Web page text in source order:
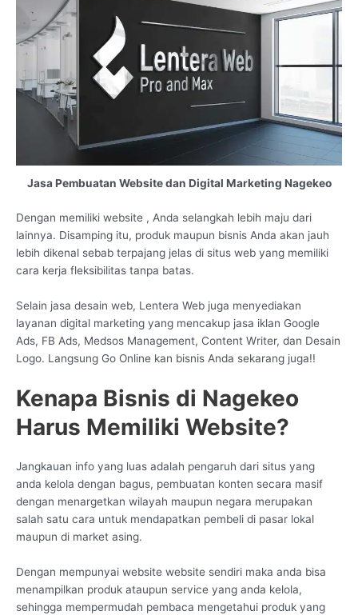
Jasa Pembuatan Website dan Digital Marketing Nagekeo
Dengan memiliki website , Anda selangkah lebih maju dari
lainnya. Disamping itu, produk maupun bisnis Anda akan jauh
lebih dikenal sebab terpajang jelas di situs web yang memiliki
cara kerja fleksibilitas tanpa batas.
Selain jasa desain web, Lentera Web juga menyediakan
layanan digital marketing yang mencakup jasa iklan Google
Ads, FB Ads, Medsos Management, Content Writer, dan Desain
Logo. Langsung Go Online kan bisnis Anda sekarang juga!!
Kenapa Bisnis di Nagekeo
Harus Memiliki Website?
Jangkauan info yang luas adalah pengaruh dari situs yang
anda kelola dengan bagus, pembuatan konten secara masif
dengan menargetkan wilayah maupun negara merupakan
salah satu cara untuk mendapatkan pembeli di pasar lokal
maupun di market asing.
Dengan mempunyai website website sendiri maka anda bisa
menampilkan produk ataupun service yang anda kelola,
sehingga mempermudah pembaca mengetahui produk yang